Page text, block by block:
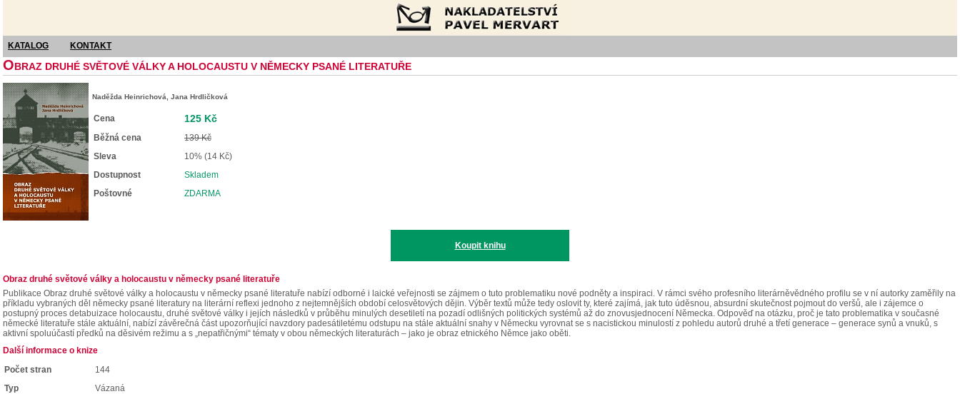
KATALOG KONTAKT
OBRAZ DRUHÉ SVĚTOVÉ VÁLKY A HOLOCAUSTU V NĚMECKY PSANÉ LITERATUŘE
Naděžda Heinrichová, Jana Hrdličková
Cena 125 Kč
Běžná cena
139 Kč
Sleva
10% (14 Kč)
Dostupnost
Skladem
Poštovné
ZDARMA
Koupit knihu
Obraz druhé světové války a holocaustu v německy psané literatuře
Publikace Obraz druhé světové války a holocaustu v německy psané literatuře nabízí odborné i laické veřejnosti se zájmem o tuto problematiku nové podněty a inspiraci. V rámci svého profesního literárněvědného profilu se v ní autorky zaměřily na
příkladu vybraných děl německy psané literatury na literární reflexi jednoho z nejtemnějších období celosvětových dějin. Výběr textů může tedy oslovit ty, které zajímá, jak tuto úděsnou, absurdní skutečnost pojmout do veršů, ale i zájemce o
postupný proces detabuizace holocaustu, druhé světové války i jejích následků v průběhu minulých desetiletí na pozadí odlišných politických systémů až do znovusjednocení Německa. Odpověď na otázku, proč je tato problematika v současné
německé literatuře stále aktuální, nabízí závěrečná část upozorňující navzdory padesátiletému odstupu na stále aktuální snahy v Německu vyrovnat se s nacistickou minulostí z pohledu autorů druhé a třetí generace – generace synů a vnuků, s
aktivní spoluúčastí předků na děsivém režimu a s „nepatřičnými“ tématy v obou německých literaturách – jako je obraz etnického Němce jako oběti.
Další informace o knize
Počet stran
144
Typ
Vázaná